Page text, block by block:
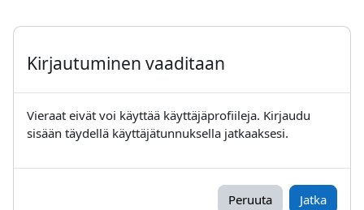
Kirjautuminen vaaditaan
Vieraat eivät voi käyttää käyttäjäprofiileja. Kirjaudu
sisään täydellä käyttäjätunnuksella jatkaaksesi.
Peruuta Jatka